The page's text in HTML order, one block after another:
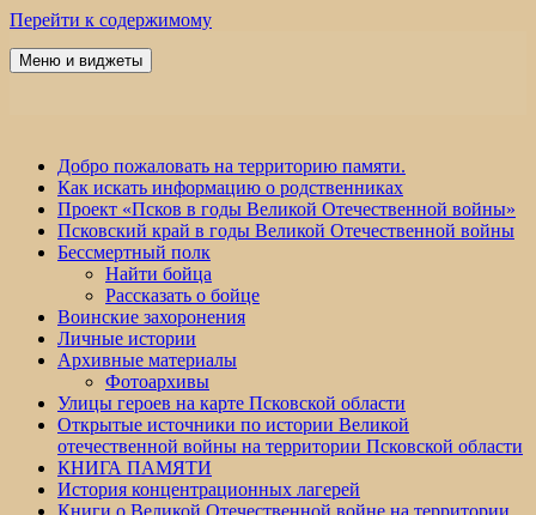
Перейти к содержимому
Победа 60
Меню и виджеты
Добро пожаловать на территорию памяти.
Как искать информацию о родственниках
Проект «Псков в годы Великой Отечественной войны»
Псковский край в годы Великой Отечественной войны
Бессмертный полк
Найти бойца
Рассказать о бойце
Воинские захоронения
Личные истории
Архивные материалы
Фотоархивы
Улицы героев на карте Псковской области
Открытые источники по истории Великой
отечественной войны на территории Псковской области
КНИГА ПАМЯТИ
История концентрационных лагерей
Книги о Великой Отечественной войне на территории